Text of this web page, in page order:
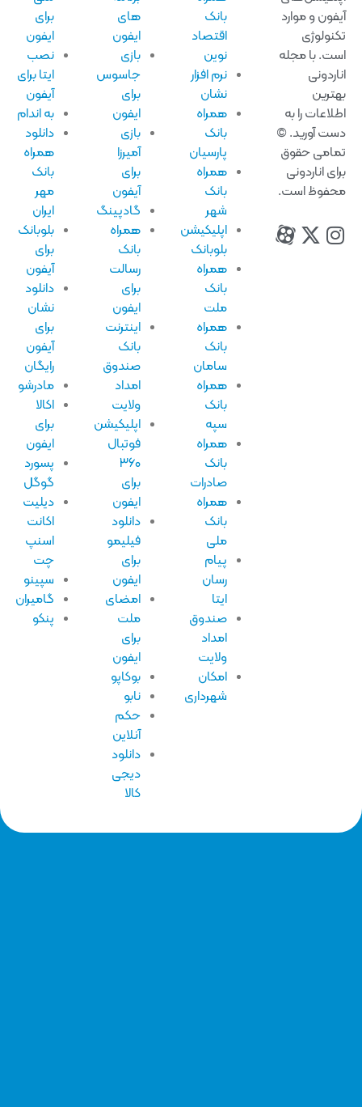
و موارد
با مجله
را به
آورید. ©
حقوق
اناردونی
است.
اقتصاد
نرم افزار
نشان
همراه
پارسیان
همراه
اپلیکیشن
بلوبانک
همراه
همراه
سامان
همراه
همراه
صادرات
همراه
پیام
رسان
صندوق
امداد
ولایت
امکان
شهرداری
ایفون
بازی
جاسوس
ایفون
بازی
آیفون
گادپینگ
همراه
رسالت
ایفون
اینترنت
صندوق
امداد
ولایت
اپلیکیشن
فوتبال
ایفون
دانلود
فیلیمو
ایفون
امضای
ایفون
بوکاپو
نابو
حکم
آنلاین
دانلود
دیجی
ایفون
نصب
ایتا برای
آیفون
به اندام
دانلود
همراه
بلوبانک
آیفون
دانلود
نشان
آیفون
رایگان
مادرشو
اکالا
ایفون
پسورد
گوگل
دیلیت
اکانت
اسنپ
سپینو
گامیران
پنکو